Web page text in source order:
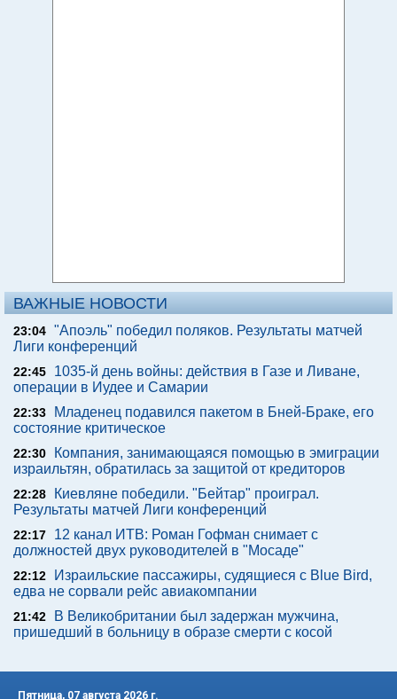
ВАЖНЫЕ НОВОСТИ
23:04 "Апоэль" победил поляков. Результаты матчей
Лиги конференций
22:45
1035-й день войны: действия в Газе и Ливане,
операции в Иудее и Самарии
22:33
Младенец подавился пакетом в Бней-Браке, его
состояние критическое
22:30
Компания, занимающаяся помощью в эмиграции
израильтян, обратилась за защитой от кредиторов
22:28
Киевляне победили. "Бейтар" проиграл.
Результаты матчей Лиги конференций
22:17
12 канал ИТВ: Роман Гофман снимает с
должностей двух руководителей в "Мосаде"
22:12
Израильские пассажиры, судящиеся с Blue Bird,
едва не сорвали рейс авиакомпании
21:42
В Великобритании был задержан мужчина,
пришедший в больницу в образе смерти с косой
Пятница, 07 августа 2026 г.